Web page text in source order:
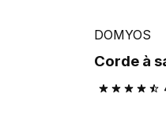
DOMYOS
Corde à
4.8 out of